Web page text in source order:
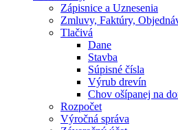
Zápisnice a Uznesenia
Zmluvy, Faktúry,
Tlačivá
Dane
Stavba
Súpisné čísla
Výrub drevín
Chov ošípanej na
Rozpočet
Výročná správa